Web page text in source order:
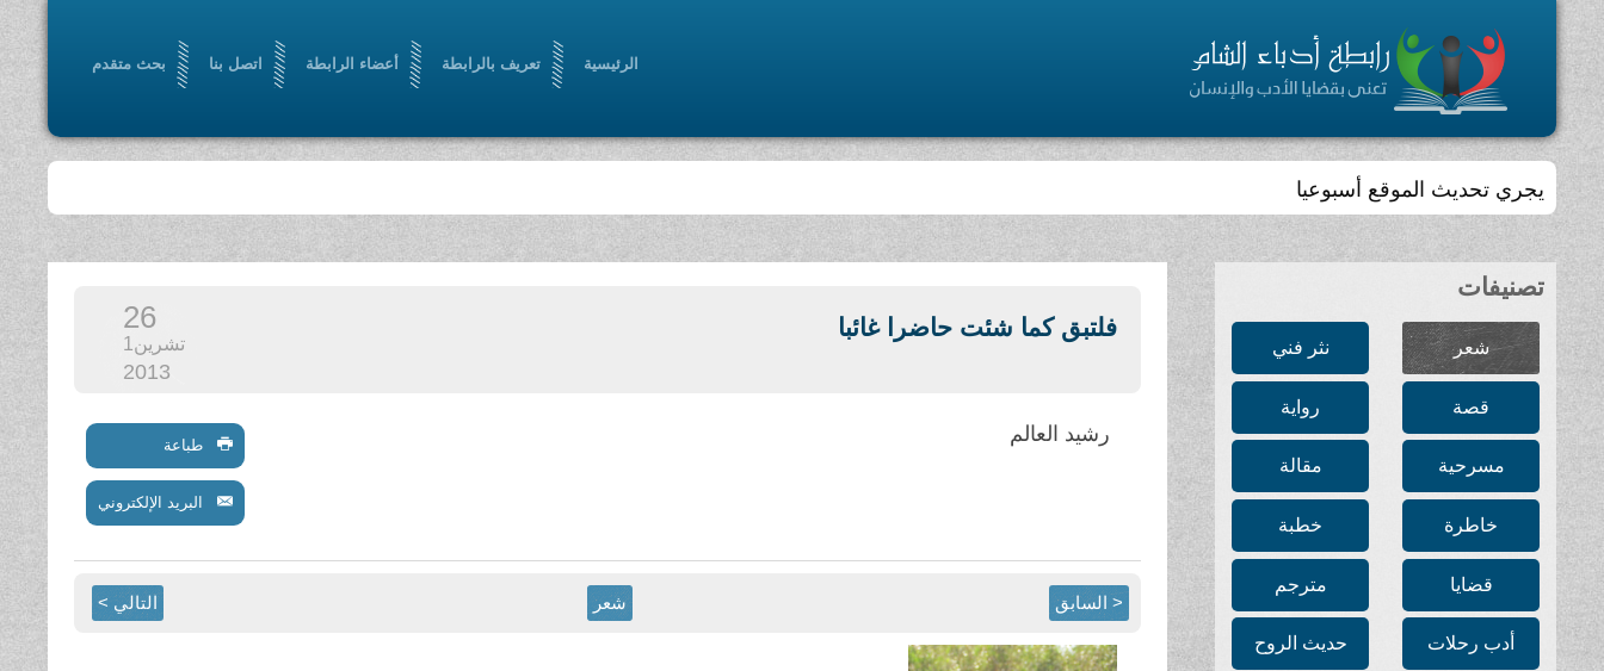
الرئيسية تعريف بالرابطة أعضاء الرابطة اتصل بنا بحث متقدم
يجري تحديث الموقع أسبوعيا
تصنيفات
شعر نثر فني
قصة رواية
مسرحية مقالة
خاطرة خطبة
قضايا مترجم
أدب رحلات حديث الروح
فلتبق كما شئت حاضرا غائبا 26
تشرين1
2013
رشيد العالم طباعة
البريد الإلكتروني
< السابق شعر التالي >